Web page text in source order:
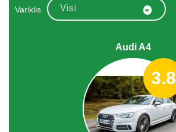
Variklis Visi
Audi A4
3.8